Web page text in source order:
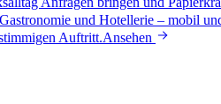
und Hotellerie – mobil
Auftritt.Ansehen